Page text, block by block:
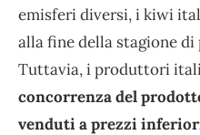
emisferi diversi, i kiwi
alla fine della stagione di
Tuttavia, i produttori
concorrenza del
venduti a prezzi